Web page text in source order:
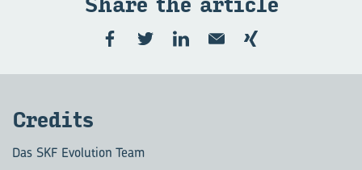
Share the ar­ticle
Cre­dits
Das SKF Evolution Team